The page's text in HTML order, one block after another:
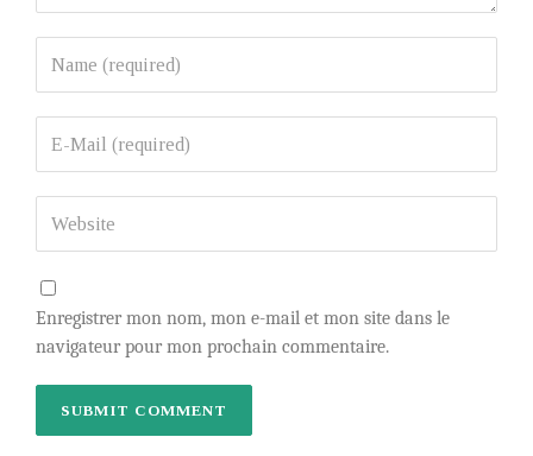
Enregistrer mon nom, mon e-mail et mon site dans le
navigateur pour mon prochain commentaire.